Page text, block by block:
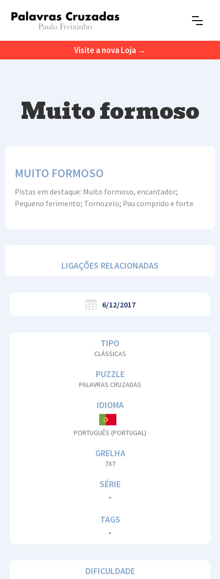
Visite a nova Loja →
Muito formoso
MUITO FORMOSO
Pistas em destaque: Muito formoso, encantador;
Pequeno ferimento; Tornozelo; Pau comprido e forte.
LIGAÇÕES RELACIONADAS
6/12/2017
TIPO
CLÁSSICAS
PUZZLE
PALAVRAS CRUZADAS
IDIOMA
PORTUGUÊS (PORTUGAL)
GRELHA
7X7
SÉRIE
-
TAGS
-
DIFICULDADE